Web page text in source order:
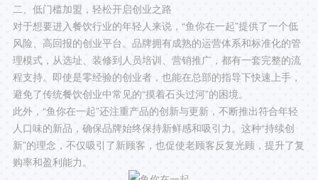
二、低门槛加盟，轻松开启创业之路
对于想要进入餐饮行业的年轻人来说，“鱼你在一起”提供了一个低
风险、高回报的创业平台。品牌拥有成熟的运营体系和标准化的管
理模式，从选址、装修到人员培训、营销推广，都有一套完整的流
程支持。即使是零经验的创业者，也能在总部的指导下快速上手，
避免了传统餐饮创业中常见的“摸着石头过河”的困境。
此外，“鱼你在一起”还注重产品的创新与更新，不断推出符合年轻
人口味的新品，确保品牌始终保持新鲜感和吸引力。这种“持续创
新”的理念，不仅吸引了新顾客，也促使老顾客反复光顾，提升了复
购率和盈利能力。